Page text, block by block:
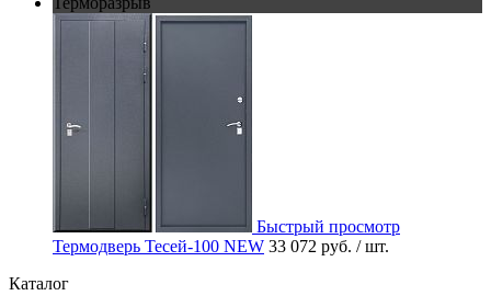
Быстрый просмотр
Термодверь Тесей-100 NEW 33 072 руб. / шт.
Каталог